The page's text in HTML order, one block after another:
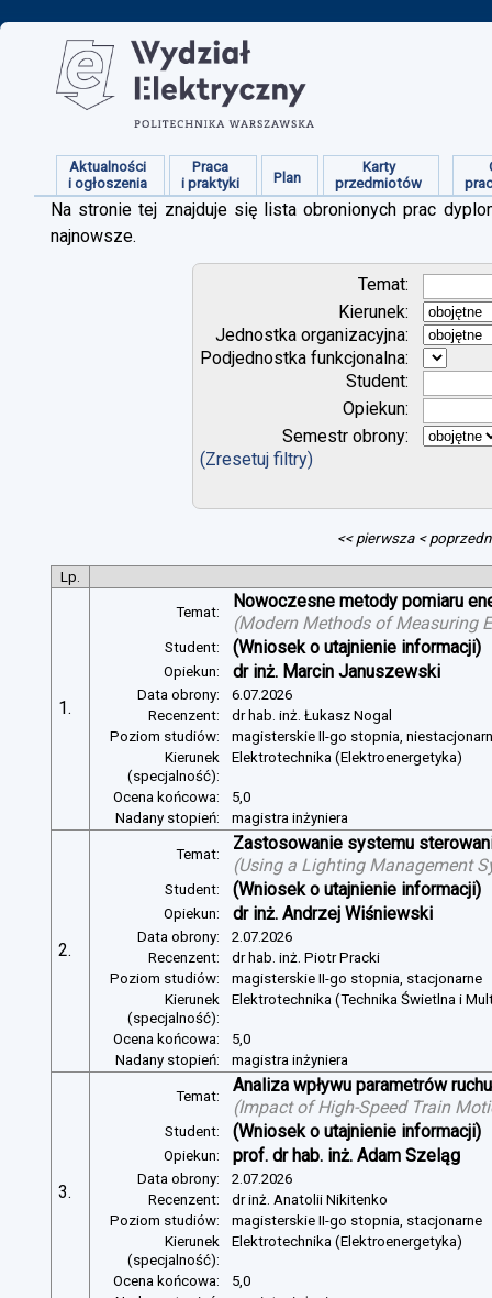
Aktualności
i ogłoszenia
Praca
i praktyki
Plan
Karty
przedmiotów
Na stronie tej znajduje się lista obronionych prac
najnowsze.
Temat:
Kierunek:
Jednostka organizacyjna:
Podjednostka funkcjonalna:
Student:
Opiekun:
Semestr obrony:
(Zresetuj filtry)
<< pierwsza <
Lp.
1.
Temat:
Nowoczesne metody pomiaru
(Modern Methods of Measuring
Student: (Wniosek o utajnienie informacji)
Opiekun: dr inż. Marcin Januszewski
Data obrony:
6.07.2026
Recenzent:
dr hab. inż. Łukasz Nogal
Poziom studiów:
magisterskie II-go stopnia,
Kierunek
(specjalność):
Elektrotechnika (Elektroenergetyka)
Ocena końcowa:
5,0
Nadany stopień:
magistra inżyniera
2.
Temat:
Zastosowanie systemu
(Using a Lighting Management
Student: (Wniosek o utajnienie informacji)
Opiekun: dr inż. Andrzej Wiśniewski
Data obrony:
2.07.2026
Recenzent:
dr hab. inż. Piotr Pracki
Poziom studiów:
magisterskie II-go stopnia, stacjonarne
Kierunek
(specjalność):
Elektrotechnika (Technika Świetlna i
Ocena końcowa:
5,0
Nadany stopień:
magistra inżyniera
3.
Temat:
Analiza wpływu parametrów
(Impact of High-Speed Train
Student: (Wniosek o utajnienie informacji)
Opiekun: prof. dr hab. inż. Adam Szeląg
Data obrony:
2.07.2026
Recenzent:
dr inż. Anatolii Nikitenko
Poziom studiów:
magisterskie II-go stopnia, stacjonarne
Kierunek
(specjalność):
Elektrotechnika (Elektroenergetyka)
Ocena końcowa:
5,0